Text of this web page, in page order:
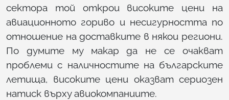
сектора той открои високите цени на
авиационното гориво и несигурността по
отношение на доставките в някои региони.
По думите му макар да не се очакват
проблеми с наличностите на българските
летища, високите цени оказват сериозен
натиск върху авиокомпаниите.